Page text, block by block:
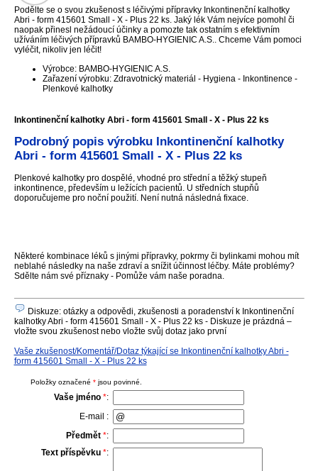
Podělte se o svou zkušenost s léčivými přípravky Inkontinenční kalhotky
Abri - form 415601 Small - X - Plus 22 ks. Jaký lék Vám nejvíce pomohl či
naopak přinesl nežádoucí účinky a pomozte tak ostatním s efektivním
užíváním léčivých přípravků BAMBO-HYGIENIC A.S.. Chceme Vám pomoci
vyléčit, nikoliv jen léčit!
Výrobce: BAMBO-HYGIENIC A.S.
Zařazení výrobku: Zdravotnický materiál - Hygiena - Inkontinence -
Plenkové kalhotky
Inkontinenční kalhotky Abri - form 415601 Small - X - Plus 22 ks
Podrobný popis výrobku Inkontinenční kalhotky
Abri - form 415601 Small - X - Plus 22 ks
Plenkové kalhotky pro dospělé, vhodné pro střední a těžký stupeň
inkontinence, především u ležících pacientů. U středních stupňů
doporučujeme pro noční použití. Není nutná následná fixace.
Některé kombinace léků s jinými přípravky, pokrmy či bylinkami mohou mít
neblahé následky na naše zdraví a snížit účinnost léčby. Máte problémy?
Sdělte nám své příznaky - Pomůže vám naše poradna.
Diskuze: otázky a odpovědi, zkušenosti a poradenství k Inkontinenční
kalhotky Abri - form 415601 Small - X - Plus 22 ks - Diskuze je prázdná –
vložte svou zkušenost nebo vložte svůj dotaz jako první
Vaše zkušenost/Komentář/Dotaz týkající se Inkontinenční kalhotky Abri -
form 415601 Small - X - Plus 22 ks
Položky označené * jsou povinné.
Vaše jméno *:
E-mail :
Předmět *:
Text příspěvku *: